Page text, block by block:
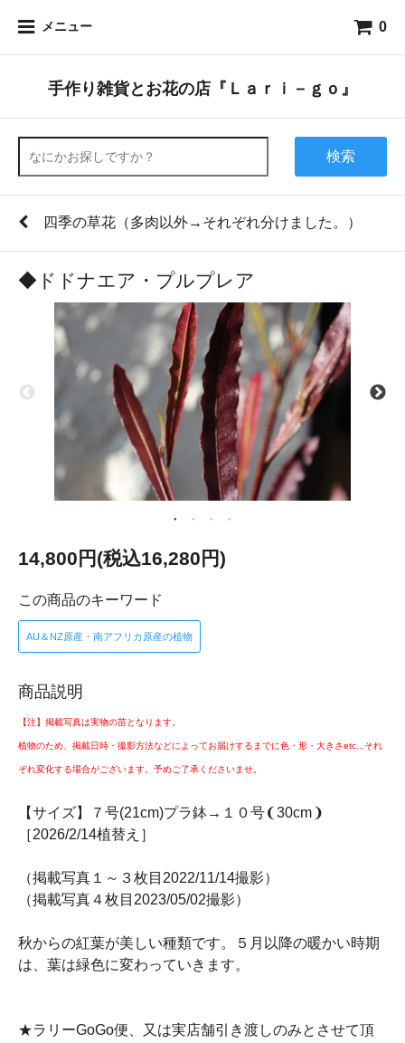
メニュー 0
手作り雑貨とお花の店『Ｌａｒｉ－ｇｏ』
検索
四季の草花（多肉以外→それぞれ分けました。）
◆ドドナエア・プルプレア
14,800円(税込16,280円)
この商品のキーワード
AU＆NZ原産・南アフリカ原産の植物
商品説明
【注】掲載写真は実物の苗となります。
植物のため、掲載日時・撮影方法などによってお届けするまでに色・形・大きさetc...それ
ぞれ変化する場合がございます。予めご了承くださいませ。
【サイズ】７号(21cm)プラ鉢→１０号❨30cm❩
［2026/2/14植替え］
（掲載写真１～３枚目2022/11/14撮影）
（掲載写真４枚目2023/05/02撮影）
秋からの紅葉が美しい種類です。５月以降の暖かい時期
は、葉は緑色に変わっていきます。
★ラリーGoGo便、又は実店舗引き渡しのみとさせて頂